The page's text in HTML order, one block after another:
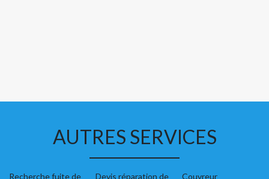
AUTRES SERVICES
Recherche fuite de
Devis réparation de
Couvreur